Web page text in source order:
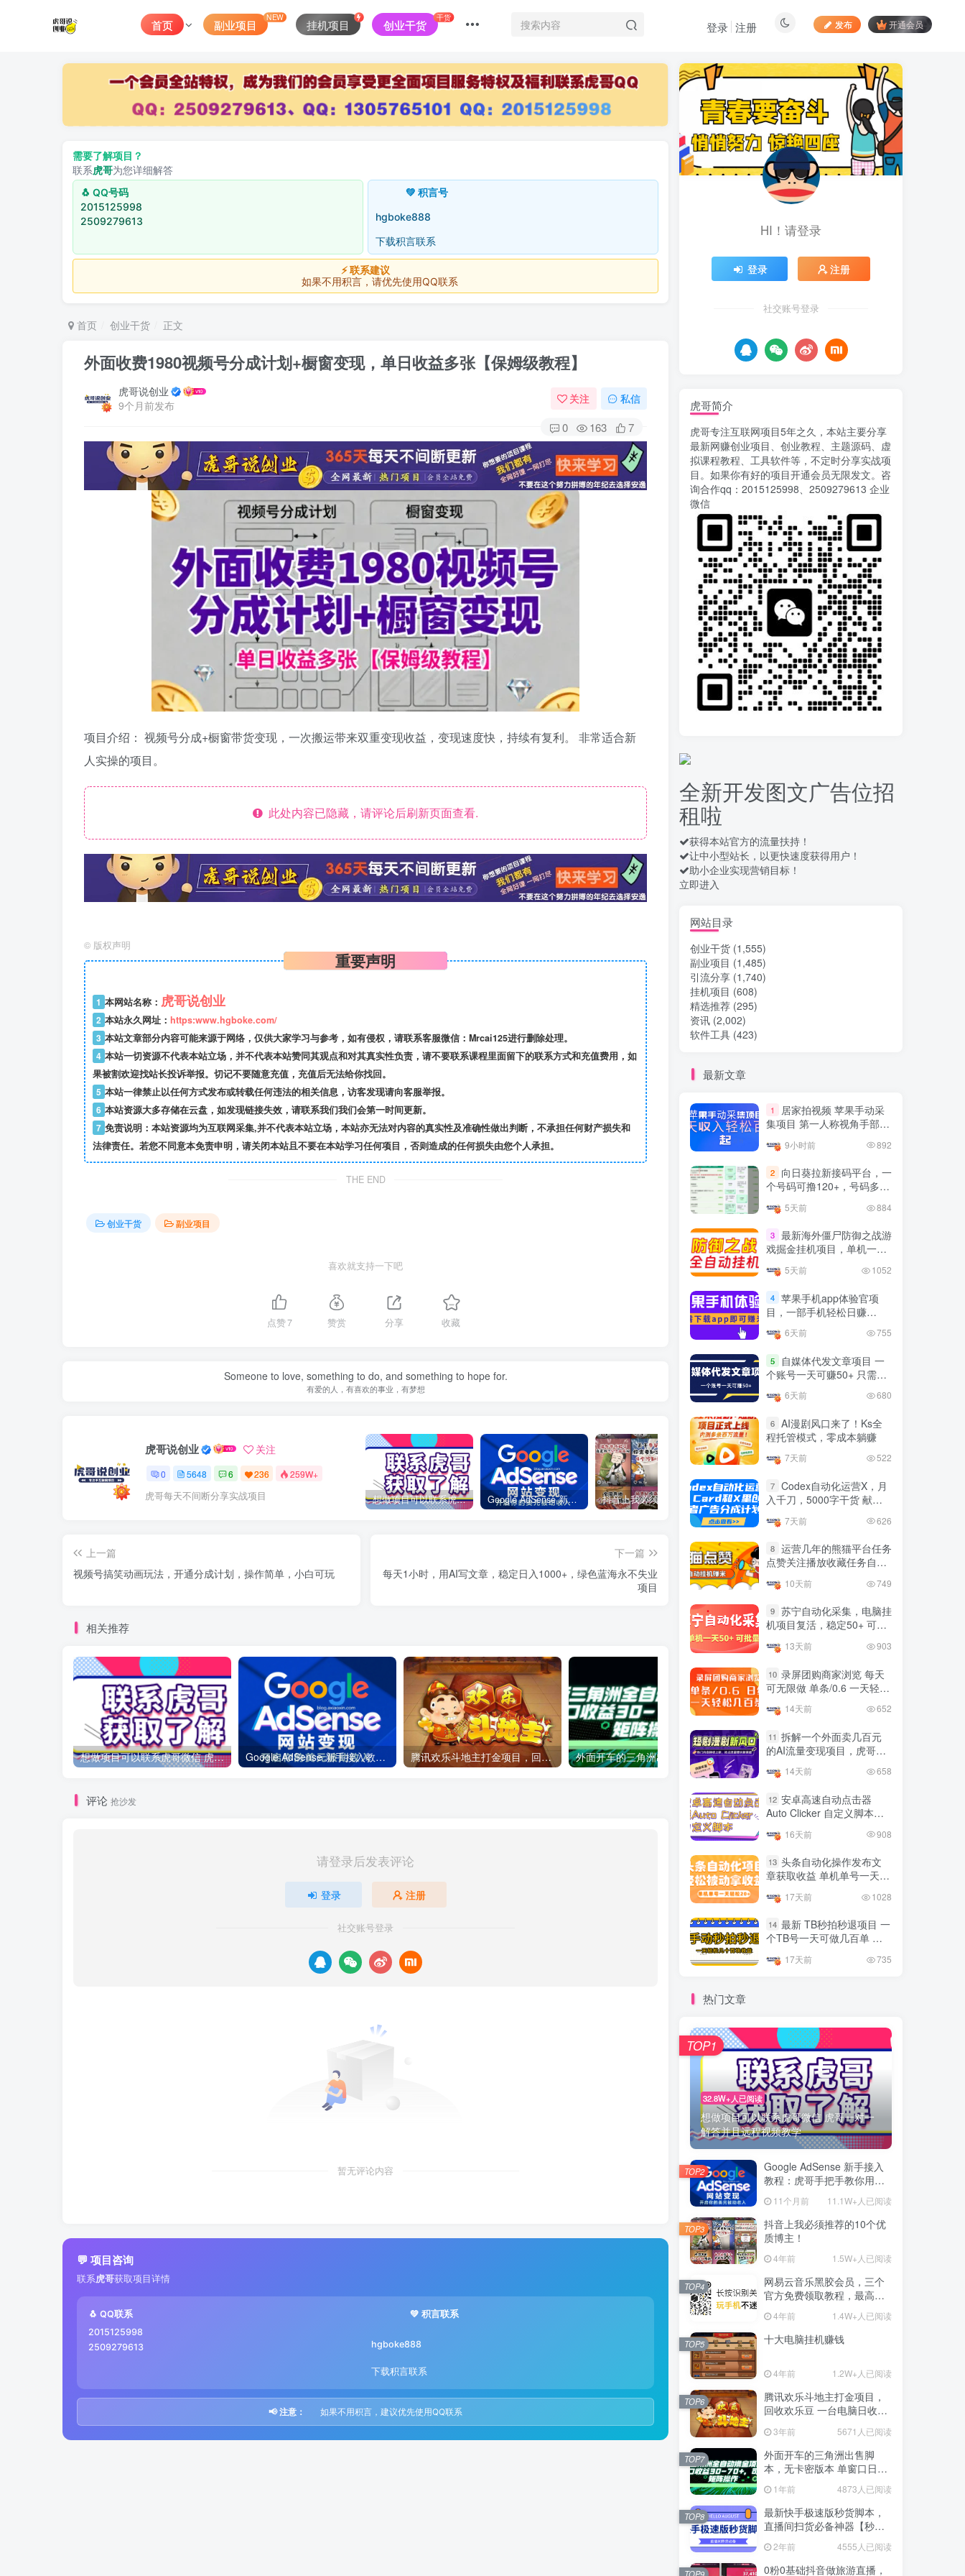
首页 副业项目
NEW
挂机项目 创业干货
干货
发布 开通会员
登录 注册
需要了解项目？
联系虎哥为您详细解答
🐧 QQ号码
2015125998
2509279613
💚 积言号
hgboke888
下载积言联系
⚡ 联系建议
如果不用积言，请优先使用QQ联系
首页 创业干货 正文
外面收费1980视频号分成计划+橱窗变现，单日收益多张【保姆级教程】
虎哥说创业
9个月前发布
关注 私信
0 163 7
项目介绍： 视频号分成+橱窗带货变现，一次搬运带来双重变现收益，变现速度快，持续有复利。 非常适合新
人实操的项目。
此处内容已隐藏，请评论后刷新页面查看.
© 版权声明
重要声明
1 本网站名称： 虎哥说创业
2 本站永久网址： https:www.hgboke.com/
3 本站文章部分内容可能来源于网络，仅供大家学习与参考，如有侵权，请联系客服微信：Mrcai125进行删除处理。
4 本站一切资源不代表本站立场，并不代表本站赞同其观点和对其真实性负责，请不要联系课程里面留下的联系方式和充值费用，如
果被割欢迎找站长投诉举报。切记不要随意充值，充值后无法给你找回。
5 本站一律禁止以任何方式发布或转载任何违法的相关信息，访客发现请向客服举报。
6 本站资源大多存储在云盘，如发现链接失效，请联系我们我们会第一时间更新。
7 免责说明：本站资源均为互联网采集,并不代表本站立场，本站亦无法对内容的真实性及准确性做出判断，不承担任何财产损失和
法律责任。若您不同意本免责申明，请关闭本站且不要在本站学习任何项目，否则造成的任何损失由您个人承担。
THE END
创业干货 副业项目
喜欢就支持一下吧
点赞7 赞赏 分享 收藏
Someone to love, something to do, and something to hope for.
有爱的人，有喜欢的事业，有梦想
虎哥说创业 关注
0 5648 6 236 259W+
虎哥每天不间断分享实战项目 想做项目可以联系虎哥微信 虎哥一对一解答并且远程视频教学 Google AdSense 新手接入教程：虎哥手把手教你用网站赚取美元收入 抖音上我必须推荐的10个优质博主！ 网易云音乐黑胶会员，三个官方免费领取教程，最高可领1年 十大电脑挂机赚钱
上一篇
视频号搞笑动画玩法，开通分成计划，操作简单，小白可玩
下一篇
每天1小时，用AI写文章，稳定日入1000+，绿色蓝海永不失业
项目
相关推荐
想做项目可以联系虎哥微信 虎哥一对一解答并且远程视频教学 Google AdSense 新手接入教程：虎哥手把手教你用网站赚取美元收入 腾讯欢乐斗地主打金项目，回收欢乐豆 一台电脑日收益500+ 外面开车的三角洲出售脚本，无卡密版本 单窗口日收益30-70+ 可批量操作 0粉0基础抖音做旅游直播，30天带货250万GMV，纯利10万，及经验
评论 抢沙发
请登录后发表评论
登录 注册
社交账号登录
暂无评论内容
💬 项目咨询
联系虎哥获取项目详情
🐧 QQ联系
2015125998
2509279613
💚 积言联系
hgboke888
下载积言联系
📢 注意： 如果不用积言，建议优先使用QQ联系
最新文章
1 居家拍视频 苹果手动采
集项目 第一人称视角手部操
作视频采集 一天收入轻松百
元起9小时前 892
2 向日葵拉新接码平台，一
个号码可撸120+，号码多的
翻倍
5天前
最新海外僵尸防御之战游
150+
目，一部手机轻松日赚
载安装app即可获取高额收
益
5
自媒体代发文章项目 一
程托管模式，零成本躺赚
7天前 522
7
Codex自动化运营X，月
入千刀，5000字干货 献给
626
8
运营几年的熊猫平台任务
点赞关注播放收藏任务自动
化项目 单号5-10+收益 可批
量
10天前 749
9 苏宁自动化采集，电脑挂
机项目复活，稳定50+ 可批
量
13天前 903
10
录屏团购商家浏览 每天
可无限做 单条/0.6 一天轻松
几百条 每天日结 多做多得
14天前 652
12 安卓高速自动点击器
工具
13 头条自动化操作发布文
章获取收益 单机单号一天下
热门文章
想做项目可以联系虎哥微信 虎哥一对一
解答并且远程视频教学
TOP1
Google AdSense 新手接入
教程：虎哥手把手教你用网
站赚取美元收入
TOP2
质博主！
4年前 1.5W+人已阅读
网易云音乐黑胶会员，三个
官方免费领取教程，最高可
领1年
4年前 1.4W+人已阅读
十大电脑挂机赚钱
4年前 1.2W+人已阅读
TOP5
腾讯欢乐斗地主打金项目，
回收欢乐豆 一台电脑日收益
500+
3年前 5671人已阅读
TOP6
外面开车的三角洲出售脚
本，无卡密版本 单窗口日收
益30-70+ 可批量操作
1年前 4873人已阅读
TOP7
最新快手极速版秒货脚本，
直播间扫货必备神器【秒货
2年前 4555人已阅读
TOP8
0粉0基础抖音做旅游直播，
30天带货250万GMV，纯利
10万，及经验
TOP9
国内最多电脑挂机赚钱项目
TOP10
友情链接申请联系虎哥
HI！请登录
登录 注册
社交账号登录
虎哥简介
虎哥专注互联网项目5年之久，本站主要分享
最新网赚创业项目、创业教程、主题源码、虚
拟课程教程、工具软件等，不定时分享实战项
目。如果你有好的项目开通会员无限发文。咨
询合作qq：2015125998、2509279613 企业
微信
全新开发图文广告位招
租啦
获得本站官方的流量扶持！
让中小型站长，以更快速度获得用户！
助小企业实现营销目标！
立即进入
网站目录
创业干货 (1,555)
副业项目 (1,485)
引流分享 (1,740)
挂机项目 (608)
精选推荐 (295)
资讯 (2,002)
软件工具 (423)
最新文章
1
居家拍视频 苹果手动采
集项目 第一人称视角手部操
元起9小时前 892
2
向日葵拉新接码平台，一
个号码可撸120+，号码多的
5天前 884
3 最新海外僵尸防御之战游
戏掘金挂机项目，单机一天
5天前 1052
4 苹果手机app体验官项
目，一部手机轻松日赚
载安装app即可获取高额收
益
6天前 755
5
自媒体代发文章项目 一
个账号一天可赚50+ 只需动
6天前 680
6 AI漫剧风口来了！Ks全
程托管模式，零成本躺赚
7天前 522
7 Codex自动化运营X，月
入千刀，5000字干货 献给
7天前 626
8 运营几年的熊猫平台任务
点赞关注播放收藏任务自动
量
10天前 749
9 苏宁自动化采集，电脑挂
机项目复活，稳定50+ 可批
13天前 903
10 录屏团购商家浏览 每天
可无限做 单条/0.6 一天轻松
14天前 652
11 拆解一个外面卖几百元
的AI流量变现项目，虎哥这
14天前 658
12 安卓高速自动点击器
Auto Clicker 自定义脚本、
工具16天前 908
13 头条自动化操作发布文
章获取收益 单机单号一天下
17天前 1028
14 最新 TB秒拍秒退项目 一
个TB号一天可做几百单 单
17天前 735
热门文章
32.8W+人已阅读
想做项目可以联系虎哥微信 虎哥一对一
解答并且远程视频教学
TOP1
Google AdSense 新手接入
教程：虎哥手把手教你用网
站赚取美元收入
11个月前 11.1W+人已阅读
TOP2
抖音上我必须推荐的10个优
质博主！
4年前 1.5W+人已阅读
TOP3
网易云音乐黑胶会员，三个
官方免费领取教程，最高可
领1年
4年前 1.4W+人已阅读
TOP4
十大电脑挂机赚钱
4年前 1.2W+人已阅读
TOP5
腾讯欢乐斗地主打金项目，
回收欢乐豆 一台电脑日收益
3年前 5671人已阅读
TOP6
外面开车的三角洲出售脚
本，无卡密版本 单窗口日收
1年前 4873人已阅读
TOP7
最新快手极速版秒货脚本，
直播间扫货必备神器【秒货
2年前 4555人已阅读
TOP8
0粉0基础抖音做旅游直播，